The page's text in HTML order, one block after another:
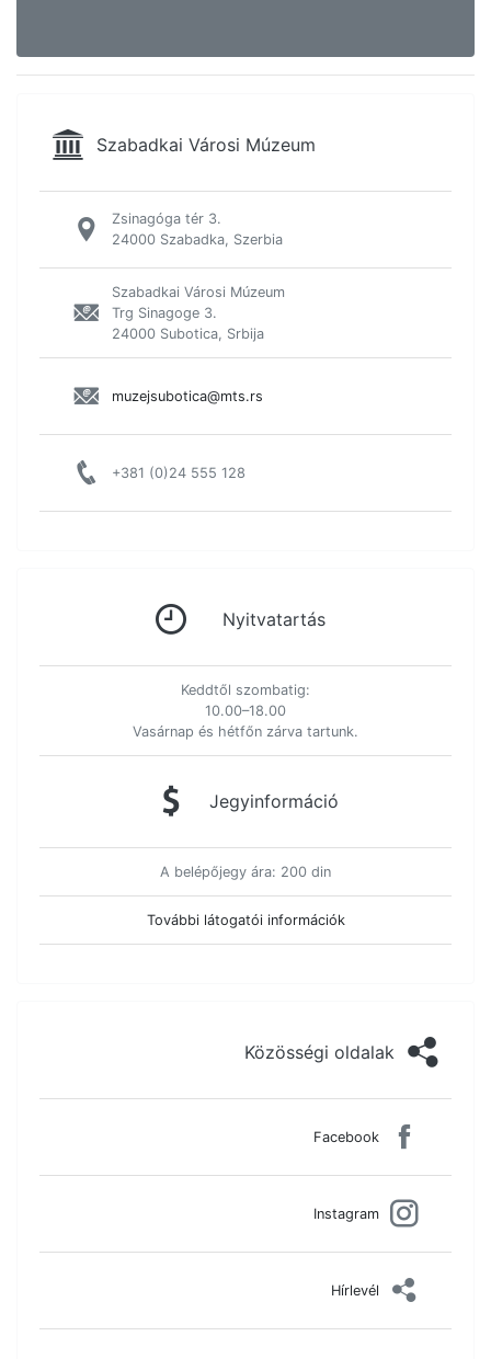
Szabadkai Városi Múzeum
Zsinagóga tér 3.
24000 Szabadka, Szerbia
Szabadkai Városi Múzeum
Trg Sinagoge 3.
24000 Subotica, Srbija
muzejsubotica@mts.rs
+381 (0)24 555 128
Nyitvatartás
Keddtől szombatig:
10.00–18.00
Vasárnap és hétfőn zárva tartunk.
Jegyinformáció
A belépőjegy ára: 200 din
További látogatói információk
Közösségi oldalak
Facebook
Instagram
Hírlevél